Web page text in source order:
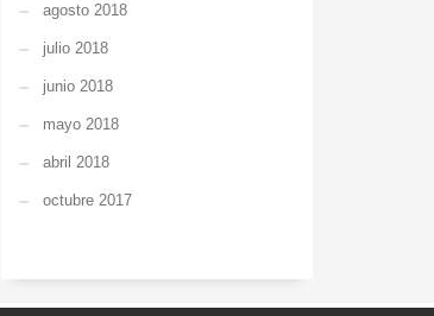
agosto 2018
julio 2018
junio 2018
mayo 2018
abril 2018
octubre 2017